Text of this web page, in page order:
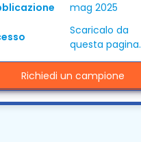
mag 2025
Scaricalo da
questa pagina.
Richiedi un campione